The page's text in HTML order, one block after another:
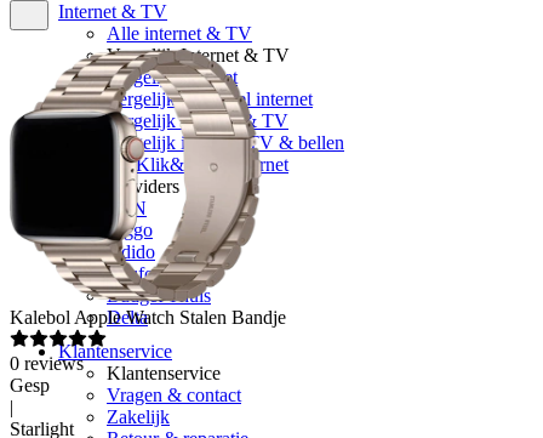
Internet & TV
Alle internet & TV
Vergelijk Internet & TV
Vergelijk internet
Vergelijk glasvezel internet
Vergelijk internet & TV
Vergelijk internet, TV & bellen
5G Klik&Klaar internet
Providers
KPN
Ziggo
Odido
Youfone
Budget Thuis
Delta
Klantenservice
Klantenservice
Vragen & contact
Zakelijk
Kalebol Apple Watch Stalen Bandje
0 reviews
Gesp
|
Starlight